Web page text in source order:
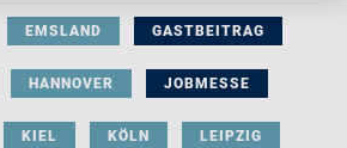
EMSLAND GASTBEITRAG
HANNOVER JOBMESSE
KIEL KÖLN LEIPZIG